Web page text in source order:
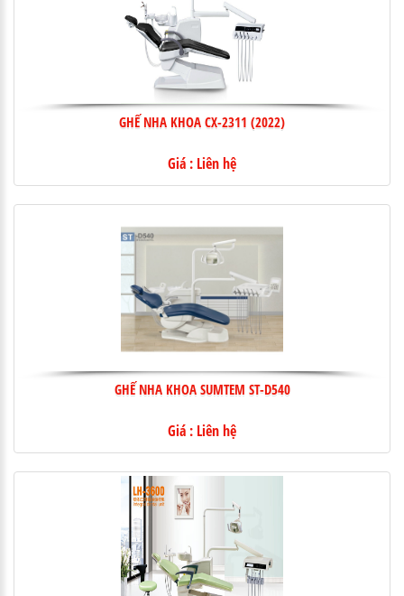
GHẾ NHA KHOA CX-2311 (2022)
Giá : Liên hệ
GHẾ NHA KHOA SUMTEM ST-D540
Giá : Liên hệ